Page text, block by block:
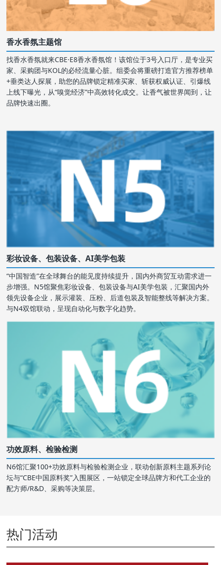
香水香氛主题馆
找香水香氛就来CBE·E8香水香氛馆！该馆位于3号入口厅，是专业买
家、采购团与KOL的必经流量心脏。组委会将重磅打造官方推荐榜单
+垂类达人探展，助您的品牌锁定精准买家、斩获权威认证、引爆线
上线下曝光，从“嗅觉经济”中高效转化成交。让香气被世界闻到，让
品牌快速出圈。
彩妆设备、包装设备、AI美学包装
“中国智造”在全球舞台的能见度持续提升，国内外商贸互动需求进一
步增强。N5馆聚焦彩妆设备、包装设备与AI美学包装，汇聚国内外
领先设备企业，展示灌装、压粉、后道包装及智能整线等解决方案。
与N4双馆联动，呈现自动化与数字化趋势。
功效原料、检验检测
N6馆汇聚100+功效原料与检验检测企业，联动创新原料主题系列论
坛与“CBE中国原料奖”入围展区，一站锁定全球品牌方和代工企业的
配方师/R&D、采购等决策层。
热门活动